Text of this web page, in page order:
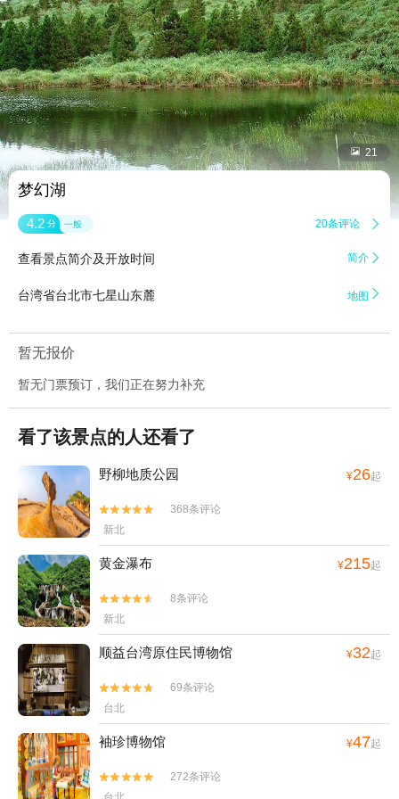
 21
梦幻湖
4.2 分 一般 20条评论 
查看景点简介及开放时间 简介 
台湾省台北市七星山东麓 地图 
暂无报价
暂无门票预订，我们正在努力补充
看了该景点的人还看了
野柳地质公园 ¥26起


368条评论
新北
黄金瀑布 ¥215起


8条评论
新北
顺益台湾原住民博物馆 ¥32起


69条评论
台北
袖珍博物馆 ¥47起


272条评论
